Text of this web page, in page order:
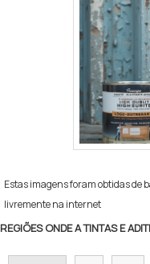
Estas imagens foram obtidas de
livremente na internet
REGIÕES ONDE A TINTAS E